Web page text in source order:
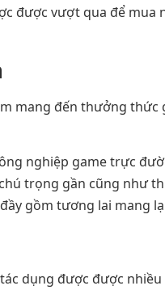
được vượt qua để mua
mang đến thưởng thức
nghiệp game trực
trọng gần cũng như
gồm tương lai mang
dụng được được